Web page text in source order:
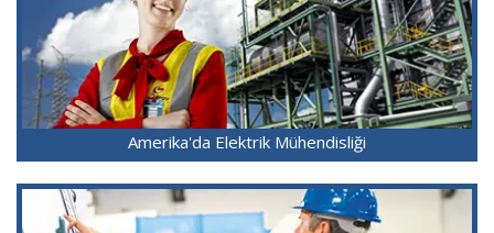
Amerika'da Elektrik Mühendisliği